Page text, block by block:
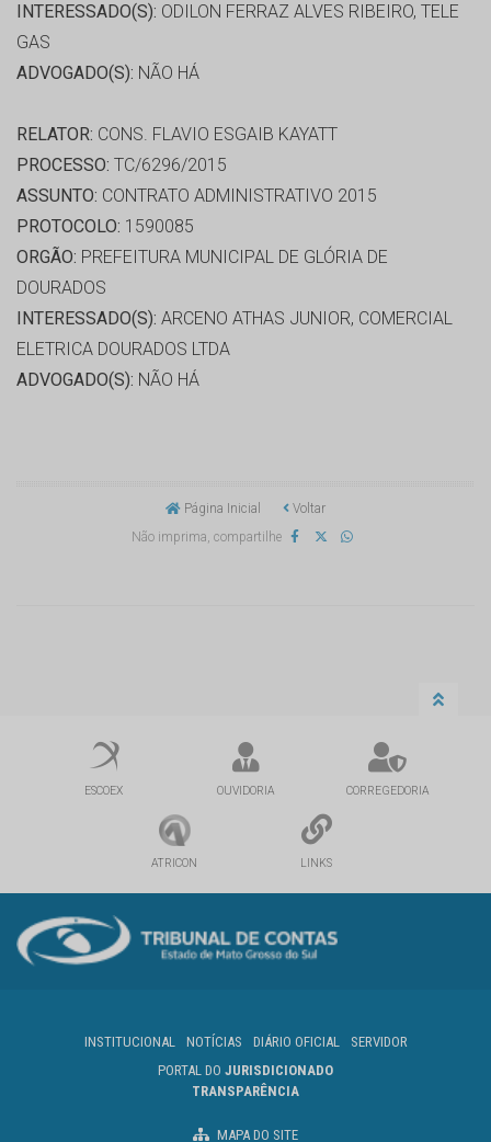
INTERESSADO(S): ODILON FERRAZ ALVES RIBEIRO, TELE
GAS
ADVOGADO(S): NÃO HÁ
RELATOR: CONS. FLAVIO ESGAIB KAYATT
PROCESSO: TC/6296/2015
ASSUNTO: CONTRATO ADMINISTRATIVO 2015
PROTOCOLO: 1590085
ORGÃO: PREFEITURA MUNICIPAL DE GLÓRIA DE
DOURADOS
INTERESSADO(S): ARCENO ATHAS JUNIOR, COMERCIAL
ELETRICA DOURADOS LTDA
ADVOGADO(S): NÃO HÁ
Página Inicial
Voltar
Não imprima, compartilhe
ESCOEX OUVIDORIA CORREGEDORIA
ATRICON LINKS
INSTITUCIONAL NOTÍCIAS DIÁRIO OFICIAL
SERVIDOR
PORTAL DO JURISDICIONADO
TRANSPARÊNCIA
MAPA DO SITE